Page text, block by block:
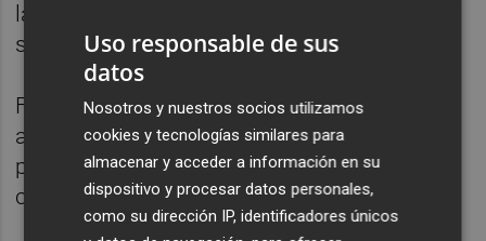
la “necesidad”, es en la esfera pública donde
se construye y se disfruta de “la libertad”.
Frente a la “inmanencia” de lo privado que
ancla a la naturaleza, la “trascendencia” de lo
público, que permite un proyecto de vida,
como diríaBeavoir.
Uso responsable de sus
datos
Nosotros y nuestros socios utilizamos
cookies y tecnologías similares para
almacenar y acceder a información en su
dispositivo y procesar datos personales,
como su dirección IP, identificadores únicos